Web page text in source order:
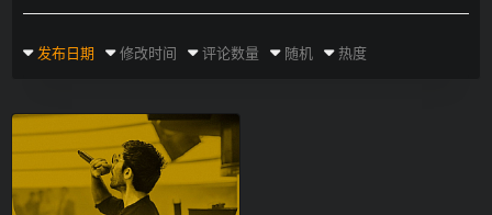
发布日期 修改时间 评论数量 随机 热度